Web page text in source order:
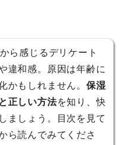
ら感じるデリケート
違和感。原因は年齢に
かもしれません。 保湿
正しい方法を知り、快
ましょう。目次を見て
ら読んでみてくださ